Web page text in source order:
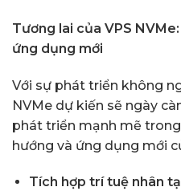
Tương lai của VPS
ứng dụng mới
Với sự phát triển không
NVMe dự kiến sẽ ngày
phát triển mạnh mẽ
hướng và ứng dụng mới
Tích hợp trí tuệ nhân